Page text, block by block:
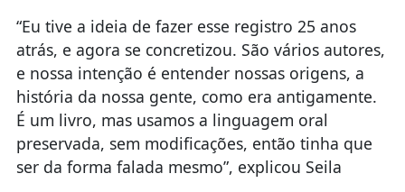
“Eu tive a ideia de fazer esse registro 25 anos
atrás, e agora se concretizou. São vários autores,
e nossa intenção é entender nossas origens, a
história da nossa gente, como era antigamente.
É um livro, mas usamos a linguagem oral
preservada, sem modificações, então tinha que
ser da forma falada mesmo”, explicou Seila